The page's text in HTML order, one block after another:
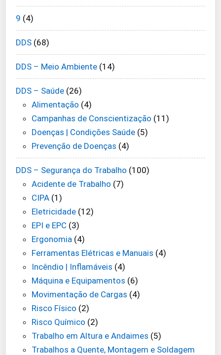
9 (4)
DDS (68)
DDS – Meio Ambiente (14)
DDS – Saúde (26)
Alimentação (4)
Campanhas de Conscientização (11)
Doenças | Condições Saúde (5)
Prevenção de Doenças (4)
DDS – Segurança do Trabalho (100)
Acidente de Trabalho (7)
CIPA (1)
Eletricidade (12)
EPI e EPC (3)
Ergonomia (4)
Ferramentas Elétricas e Manuais (4)
Incêndio | Inflamáveis (4)
Máquina e Equipamentos (6)
Movimentação de Cargas (4)
Risco Físico (2)
Risco Químico (2)
Trabalho em Altura e Andaimes (5)
Trabalhos a Quente, Montagem e Soldagem